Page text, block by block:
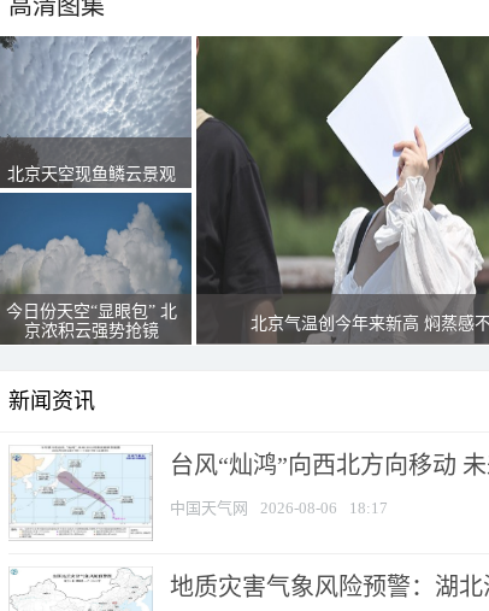
高清图集
北京天空现鱼鳞云景观
今日份天空“显眼包” 北
京浓积云强势抢镜
北京气温创今年来新高 焖蒸感
新闻资讯
台风“灿鸿”向西北方向移动
中国天气网 2026-08-06 18:17
地质灾害气象风险预警：湖